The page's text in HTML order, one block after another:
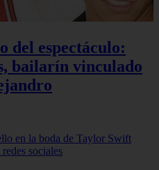
del espectáculo:
bailarín vinculado